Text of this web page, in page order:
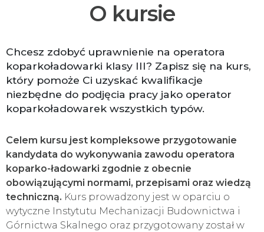
O kursie
Chcesz zdobyć uprawnienie na operatora
koparkoładowarki klasy III? Zapisz się na kurs,
który pomoże Ci uzyskać kwalifikacje
niezbędne do podjęcia pracy jako operator
koparkoładowarek wszystkich typów.
Celem kursu jest kompleksowe przygotowanie
kandydata do wykonywania zawodu operatora
koparko-ładowarki zgodnie z obecnie
obowiązującymi normami, przepisami oraz wiedzą
techniczną. Kurs prowadzony jest w oparciu o
wytyczne Instytutu Mechanizacji Budownictwa i
Górnictwa Skalnego oraz przygotowany został w